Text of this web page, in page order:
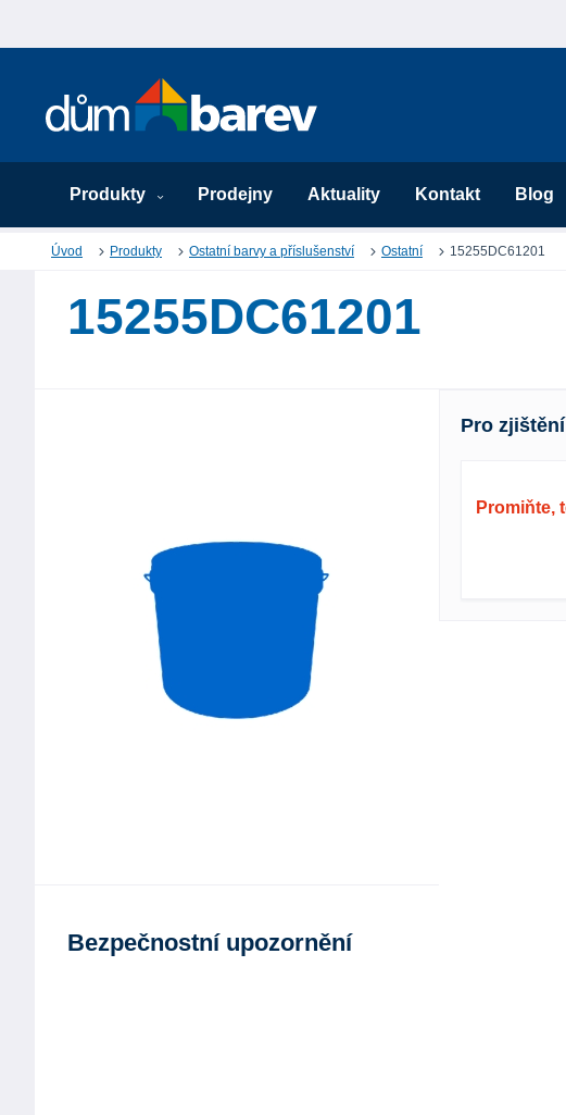
Produkty Prodejny Aktuality Kontakt Blog
Úvod Produkty Ostatní barvy a příslušenství Ostatní 15255DC61201
15255DC61201
Bezpečnostní upozornění
Pro
Promiňte,